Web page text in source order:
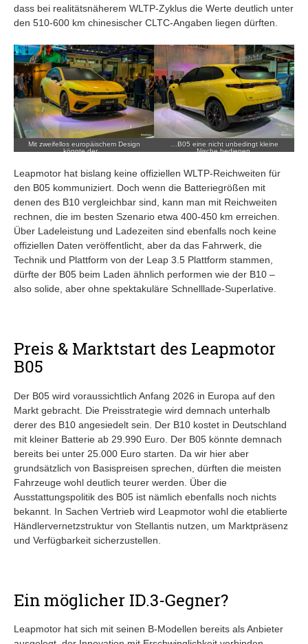
dass bei realitätsnäherem WLTP‑Zyklus die Werte deutlich unter
den 510‑600 km chinesischer CLTC‑Angaben liegen dürften.
Mit zweifellos europäischem Design
könnte der…
…B05 eine nicht unbedingt kleine
Nische bedienen.
Leapmotor hat bislang keine offiziellen WLTP‑Reichweiten für
den B05 kommuniziert. Doch wenn die Batteriegrößen mit
denen des B10 vergleichbar sind, kann man mit Reichweiten
rechnen, die im besten Szenario etwa 400‑450 km erreichen.
Über Ladeleistung und Ladezeiten sind ebenfalls noch keine
offiziellen Daten veröffentlicht, aber da das Fahrwerk, die
Technik und Plattform von der Leap 3.5 Plattform stammen,
dürfte der B05 beim Laden ähnlich performen wie der B10 –
also solide, aber ohne spektakuläre Schnelllade‑Superlative.
Preis & Marktstart des Leapmotor
B05
Der B05 wird voraussichtlich Anfang 2026 in Europa auf den
Markt gebracht. Die Preisstrategie wird demnach unterhalb
derer des B10 angesiedelt sein. Der B10 kostet in Deutschland
mit kleiner Batterie ab 29.990 Euro. Der B05 könnte demnach
bereits bei unter 25.000 Euro starten. Da wir hier aber
grundsätzlich von Basispreisen sprechen, dürften die meisten
Fahrzeuge wohl deutlich teurer werden. Über die
Ausstattungspolitik des B05 ist nämlich ebenfalls noch nichts
bekannt. In Sachen Vertrieb wird Leapmotor wohl die etablierte
Händlervernetzstruktur von Stellantis nutzen, um Marktpräsenz
und Verfügbarkeit sicherzustellen.
Ein möglicher ID.3-Gegner?
Leapmotor hat sich mit seinen B‑Modellen bereits als Anbieter